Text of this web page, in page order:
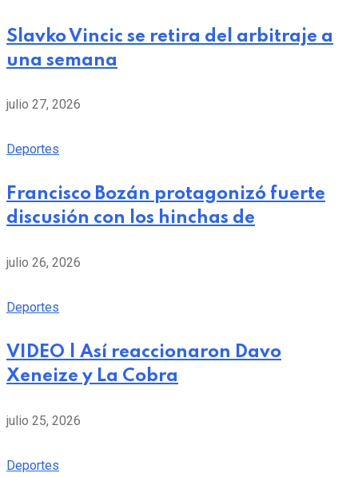
Slavko Vincic se retira del arbitraje a
una semana
julio 27, 2026
Deportes
Francisco Bozán protagonizó fuerte
discusión con los hinchas de
julio 26, 2026
Deportes
VIDEO | Así reaccionaron Davo
Xeneize y La Cobra
julio 25, 2026
Deportes